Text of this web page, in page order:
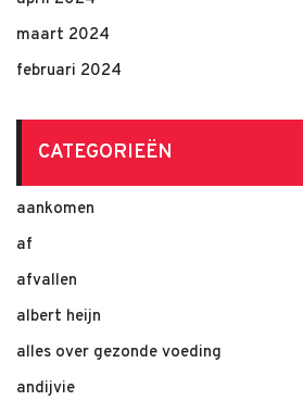
maart 2024
februari 2024
CATEGORIEËN
aankomen
af
afvallen
albert heijn
alles over gezonde voeding
andijvie